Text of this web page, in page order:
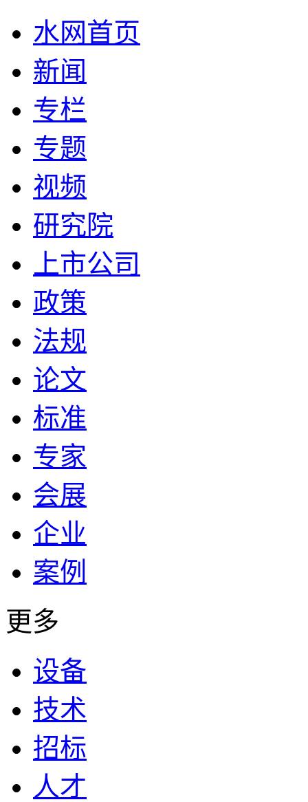
水网首页
新闻
专栏
专题
视频
研究院
上市公司
政策
法规
论文
标准
专家
会展
企业
案例
更多
设备
技术
招标
人才